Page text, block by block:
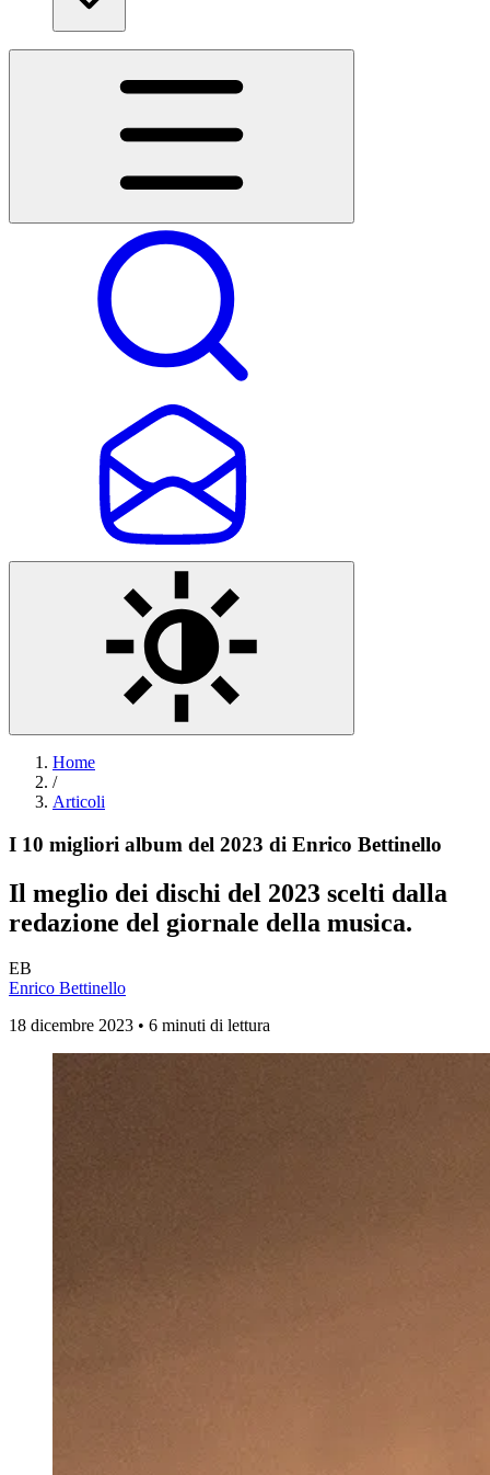
Home
/
Articoli
I 10 migliori album del 2023 di Enrico Bettinello
Il meglio dei dischi del 2023 scelti dalla
redazione del giornale della musica.
EB
Enrico Bettinello
18 dicembre 2023 • 6 minuti di lettura